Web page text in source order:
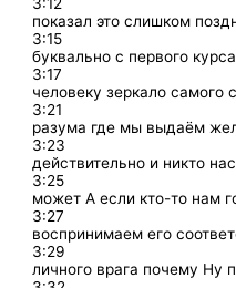
3:12
показал это слишком
3:15
буквально с первого
3:17
человеку зеркало самого
3:21
разума где мы выдаём
3:23
действительно и никто
3:25
может А если кто-то нам
3:27
воспринимаем его
3:29
личного врага почему Ну